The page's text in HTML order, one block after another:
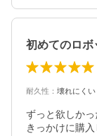
初めてのロボ
耐久性 ： 壊れにくい
ずっと欲しか
きっかけに購